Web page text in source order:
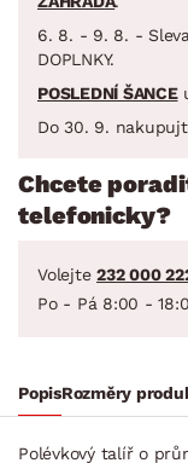
6. 8. - 9. 8. -
DOPLNKY.
POSLEDNÍ ŠANCE
Do 30. 9.
Chcete
telefonicky?
Volejte 232 000
Po - Pá 8:00 -
PopisRozměry
Polévkový talíř o